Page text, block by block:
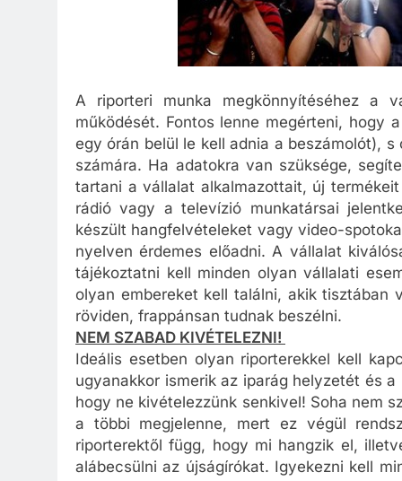
A riporteri munka megkönnyítéséhez a
működését. Fontos lenne megérteni, hogy
egy órán belül le kell adnia a beszámolót),
számára. Ha adatokra van szüksége,
tartani a vállalat alkalmazottait, új
rádió vagy a televízió munkatársai
készült hangfelvételeket vagy video-
nyelven érdemes előadni. A vállalat
tájékoztatni kell minden olyan vállalati
olyan embereket kell találni, akik tisztában
röviden, frappánsan tudnak beszélni.
NEM SZABAD KIVÉTELEZNI!
Ideális esetben olyan riporterekkel kell
ugyanakkor ismerik az iparág helyzetét és
hogy ne kivételezzünk senkivel! Soha nem
a többi megjelenne, mert ez végül
riporterektől függ, hogy mi hangzik el,
alábecsülni az újságírókat. Igyekezni kell